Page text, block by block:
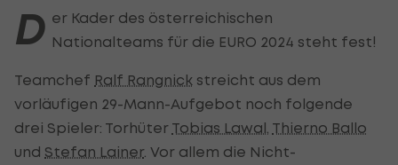
D er Kader des österreichischen
Nationalteams für die EURO 2024 steht fest!
Teamchef Ralf Rangnick streicht aus dem
vorläufigen 29-Mann-Aufgebot noch folgende
drei Spieler: Torhüter Tobias Lawal Thierno Ballo
und Stefan Lainer. Vor allem die Nicht-